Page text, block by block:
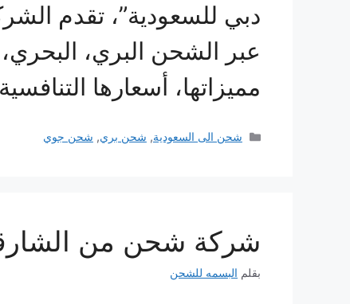
دبي للسعودية”، تقدم
عبر الشحن البري،
مميزاتها، أسعارها
التصنيفات
شحن الى السعودية, شحن بري, شحن جوي
شركة شحن من الشارقة إلى
بقلم البسمه للشحن